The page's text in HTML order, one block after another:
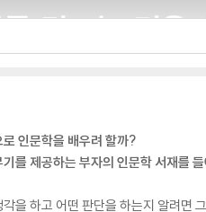
인문학을 배우려 할까?
를 제공하는 부자의 인문학 서재를
을 하고 어떤 판단을 하는지 알려면